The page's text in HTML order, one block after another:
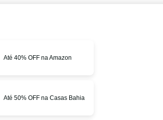
Até 40% OFF na Amazon
Até 50% OFF na Casas Bahia